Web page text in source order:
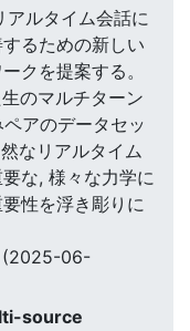
ルタイム会話に
るための新しい
クを提案する。
のマルチターン
アのデータセッ
なリアルタイム
な, 様々な力学に
性を浮き彫りに
(2025-06-
source